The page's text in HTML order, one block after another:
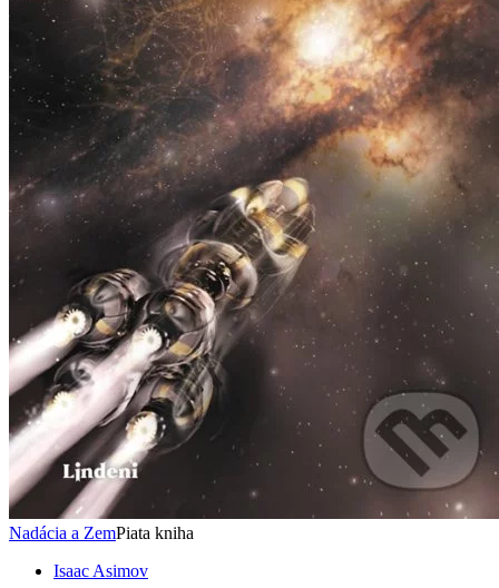
Nadácia a ZemPiata kniha
Isaac Asimov